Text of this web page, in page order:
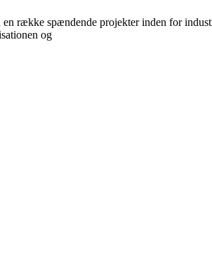
række spændende projekter inden for
og